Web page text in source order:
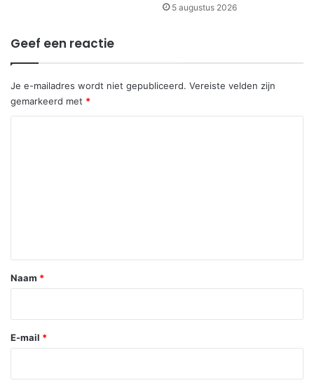
5 augustus 2026
Geef een reactie
Je e-mailadres wordt niet gepubliceerd. Vereiste velden zijn
gemarkeerd met *
*
Naam *
E-mail *